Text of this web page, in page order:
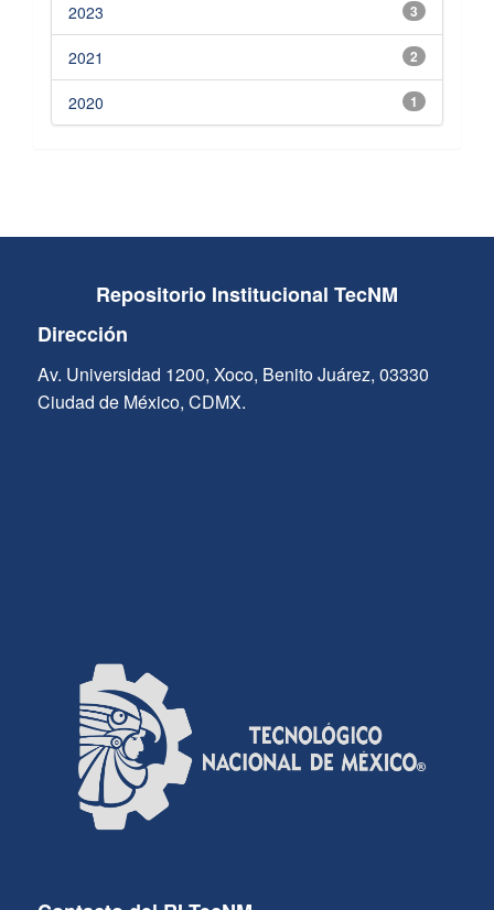
3
2023
2
2021
1
2020
Repositorio Institucional TecNM
Dirección
Av. Universidad 1200, Xoco, Benito Juárez, 03330
Ciudad de México, CDMX.